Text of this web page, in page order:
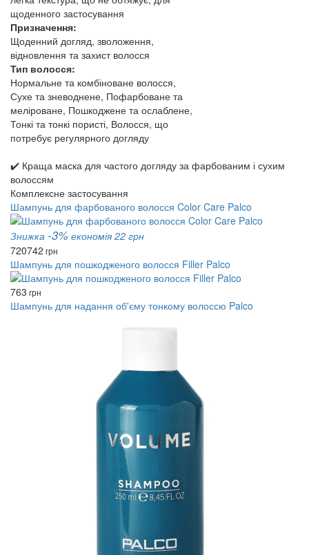
щоденного застосування
Призначення:
Щоденний догляд, зволоження,
відновлення та захист волосся
Тип волосся:
Нормальне та комбіноване волосся,
Сухе та зневоднене, Пофарбоване та
меліроване, Пошкоджене та ослаблене,
Тонкі та тонкі пористі, Волосся, що
потребує регулярного догляду
✔️ Краща маска для частого догляду за фарбованим і сухим
волоссям
Комплексне застосування
Шампунь для фарбованого волосся Color Care Palco
Знижка -3% економія 22 грн
720742 грн
Шампунь для пошкодженого волосся Filler Palco
763 грн
Шампунь для надання об'єму тонкому волоссю Palco